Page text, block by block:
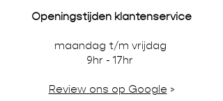
Openingstijden klantenservice
maandag t/m vrijdag
9hr - 17hr
Review ons op Google >